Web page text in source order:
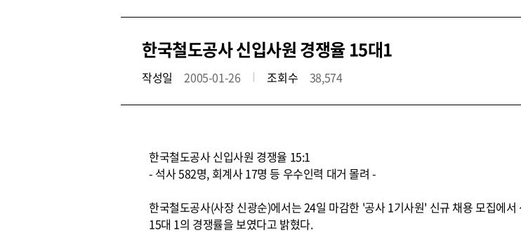
한국철도공사 신입사원 경쟁율 15대1
작성일 2005-01-26 조회수 38,574
한국철도공사 신입사원 경쟁율 15:1
- 석사 582명, 회계사 17명 등 우수인력 대거 몰려 -
한국철도공사(사장 신광순)에서는 24일 마감한 '공사 1기사원' 신규 채용 모집에
15대 1의 경쟁률을 보였다고 밝혔다.